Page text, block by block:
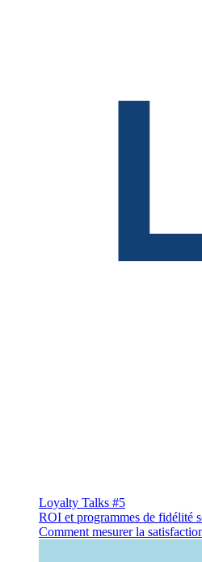
Loyalty Talks #5
ROI et programmes de fidélité
Comment mesurer la